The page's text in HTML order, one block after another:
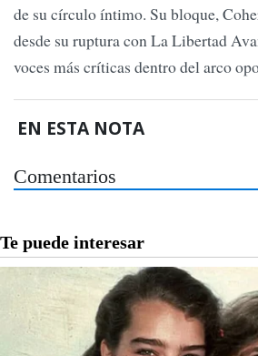
de su círculo íntimo. Su bloque,
desde su ruptura con La Libertad
voces más críticas dentro del arco
EN ESTA NOTA
Comentarios